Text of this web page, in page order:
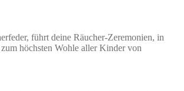
führt deine Räucher-Zeremonien, in
höchsten Wohle aller Kinder von